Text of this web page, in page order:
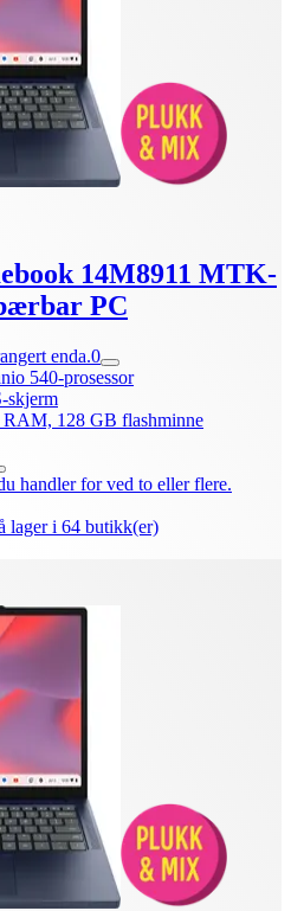
14M8911 MTK-
PC
enda.0
540-prosessor
skjerm
128 GB flashminne
handler for ved to eller flere.
lager i 64 butikk(er)